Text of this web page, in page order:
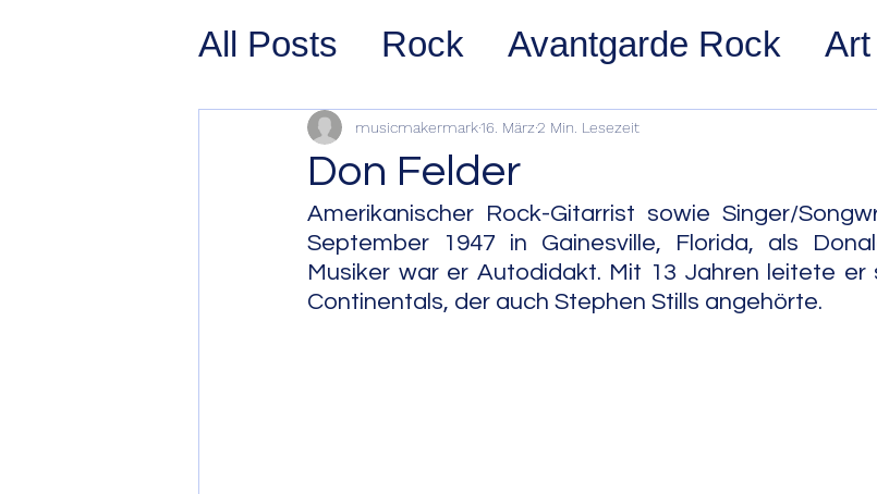
All Posts Rock Avantgarde Rock
Prog Rock Post Rock
Psychedelic/Space Rock Stoner Rock
Hard Rock Garage Rock Indie
Don Felder
musicmakermark16. März2 Min. Lesezeit
Amerikanischer Rock-Gitarrist sowie Singer/
September 1947 in Gainesville, Florida, als
Musiker war er Autodidakt. Mit 13 Jahren leitete
Continentals, der auch Stephen Stills angehörte.